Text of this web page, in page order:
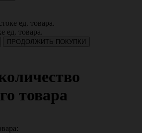
ед. товара.
ед. товара.
ПРОДОЛЖИТЬ ПОКУПКИ
товара